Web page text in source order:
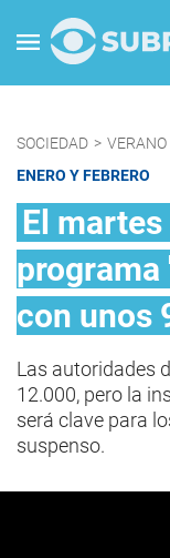
SOCIEDAD > VERANO
ENERO Y FEBRERO
El
programa
con unos
Las autoridades
12.000, pero la
será clave para
suspenso.